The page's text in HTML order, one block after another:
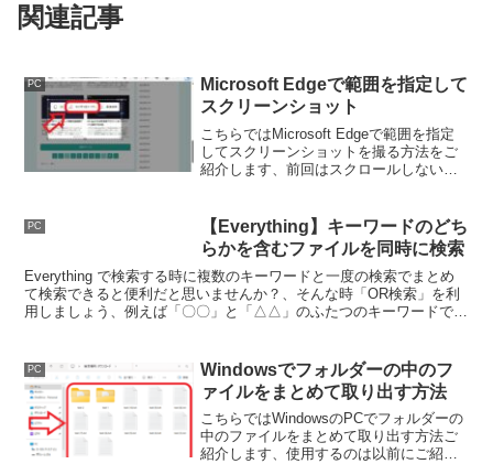
関連記事
PC
Microsoft Edgeで範囲を指定して
スクリーンショット
こちらではMicrosoft Edgeで範囲を指定
してスクリーンショットを撮る方法をご
紹介します、前回はスクロールしないと
したが、今回は範囲を指定して撮る方法
を確認してみます。
PC
【Everything】キーワードのどち
らかを含むファイルを同時に検索
Everything で検索する時に複数のキーワードと一度の検索でまとめ
て検索できると便利だと思いませんか？、そんな時「OR検索」を利
用しましょう、例えば「〇〇」と「△△」のふたつのキーワードで
PC
Windowsでフォルダーの中のフ
ァイルをまとめて取り出す方法
こちらではWindowsのPCでフォルダーの
中のファイルをまとめて取り出す方法ご
紹介します、使用するのは以前にご紹介